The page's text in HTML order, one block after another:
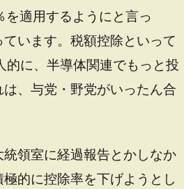
適用するようにと言っ
います。税額控除といって
的に、半導体関連でもっと投
、与党・野党がいったん合
領室に経過報告とかしなか
的に控除率を下げようとし